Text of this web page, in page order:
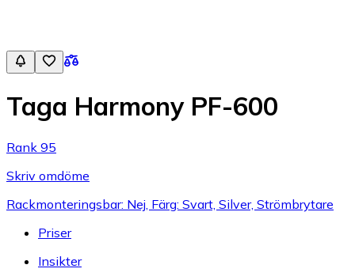
Taga Harmony PF-600
Rank 95
Skriv omdöme
Rackmonteringsbar: Nej, Färg: Svart, Silver, Strömbrytare
Priser
Insikter